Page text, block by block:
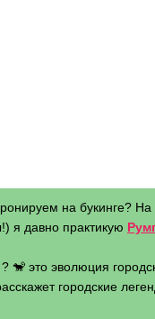
на букинге? На
я давно практикую
? 🐒 это эволюция
городские